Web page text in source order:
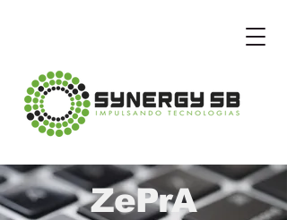
ZePrA